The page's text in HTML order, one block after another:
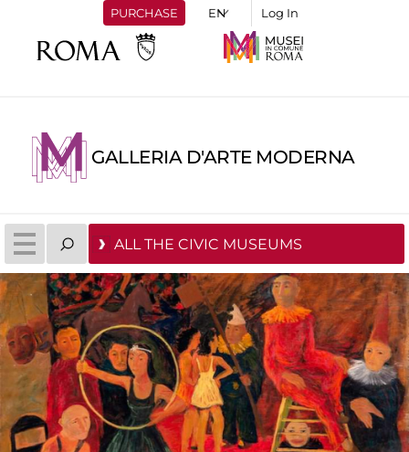
PURCHASE Log In
GALLERIA D'ARTE MODERNA
ALL THE CIVIC MUSEUMS